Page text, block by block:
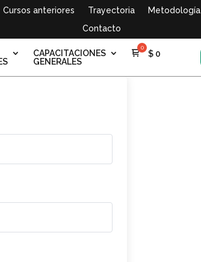
Cursos anteriores Trayectoria
Metodología
Contacto
CAPACITACIONES
GENERALES
$ 0